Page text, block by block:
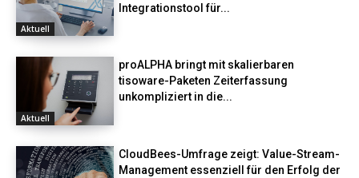
Aktuell
Integrationstool für...
Aktuell
proALPHA bringt mit skalierbaren
tisoware-Paketen Zeiterfassung
unkompliziert in die...
CloudBees-Umfrage zeigt: Value-Stream-
Management essenziell für den Erfolg der